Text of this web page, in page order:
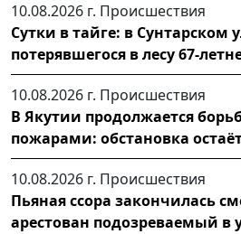
10.08.2026 г. Происшествия
Сутки в тайге: в
потерявшегося в лесу 67-
10.08.2026 г. Происшествия
В Якутии продолжается
пожарами: обстановка
10.08.2026 г. Происшествия
Пьяная ссора закончилась
арестован подозреваемый в